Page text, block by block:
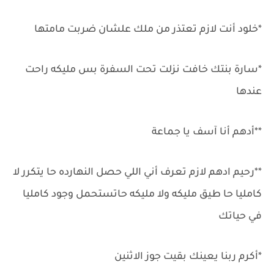
*خلود أنت لازم تعتذر من ملك علشان ضربت مامتها
*سارة بنتك خافت نزلت تحت السفرة بس مليكه راحت
عندها
**أدهم أنا آسف يا جماعة
**رحيم ادهم لازم تعرف أني اللي حصل النهارده حا يتكرر لا
كامليا حا طيق مليكه ولا مليكه حاتستحمل وجود كامليا
في حياتك
*أكرم ربنا يعينك بقيت جوز الاثنين